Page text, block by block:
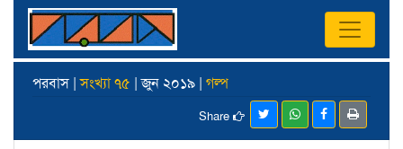
পরবাস |সংখ্যা ৭৫ | জুন ২০১৯ | গল্প
Share